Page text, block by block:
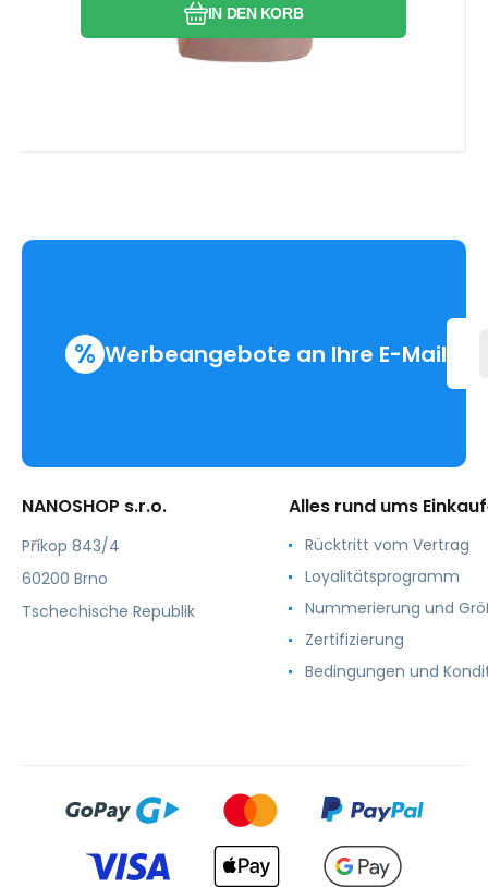
IN DEN KORB
% Werbeangebote an Ihre E-Mail
NANOSHOP s.r.o.
Příkop 843/4
60200 Brno
Tschechische Republik
Alles rund ums
Rücktritt vom Vertrag
Loyalitätsprogramm
Nummerierung und
Zertifizierung
Bedingungen und